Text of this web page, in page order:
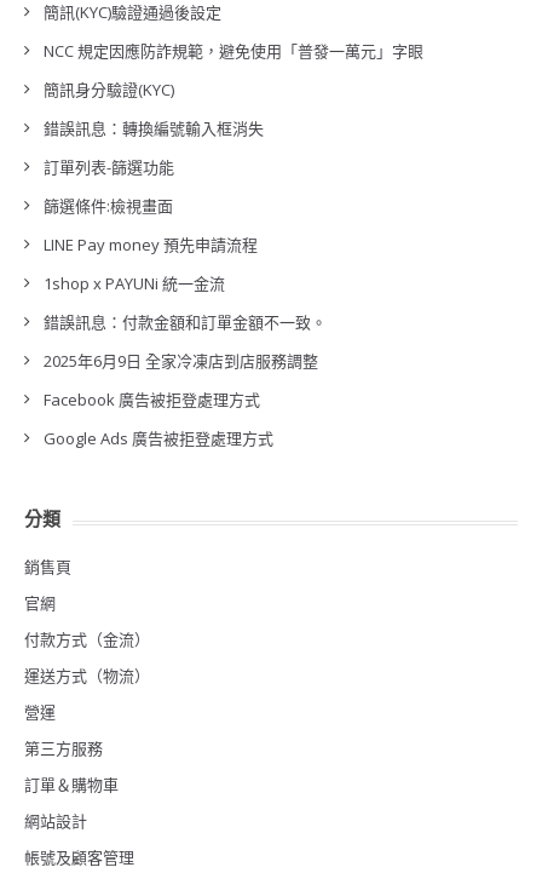
簡訊(KYC)驗證通過後設定
NCC 規定因應防詐規範，避免使用「普發一萬元」字眼
簡訊身分驗證(KYC)
錯誤訊息：轉換編號輸入框消失
訂單列表-篩選功能
篩選條件:檢視畫面
LINE Pay money 預先申請流程
1shop x PAYUNi 統一金流
錯誤訊息：付款金額和訂單金額不一致。
2025年6月9日 全家冷凍店到店服務調整
Facebook 廣告被拒登處理方式
Google Ads 廣告被拒登處理方式
分類
銷售頁
官網
付款方式（金流）
運送方式（物流）
營運
第三方服務
訂單＆購物車
網站設計
帳號及顧客管理